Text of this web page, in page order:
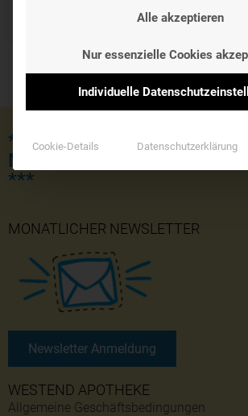
*** JETZT KOSTENLOSE
MIT DEM GUTSCHEINCODE
***
WESTEND APOTHEKE
Allgemeine Geschäftsbedingungen
MONATLICHER NEWSLETTER
Newsletter Anmeldung
Alle akzeptieren
Nur essenzielle Cookies
Individuelle
Cookie-Details Datenschutzerklärung